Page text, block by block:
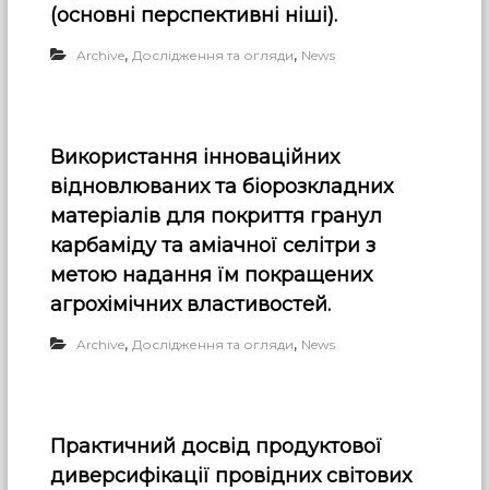
(основні перспективні ніші).
Archive,Дослідження та огляди, News
Використання інноваційних
відновлюваних та біорозкладних
матеріалів для покриття гранул
карбаміду та аміачної селітри з
метою надання їм покращених
агрохімічних властивостей.
Archive,Дослідження та огляди, News
Практичний досвід продуктової
диверсифікації провідних світових